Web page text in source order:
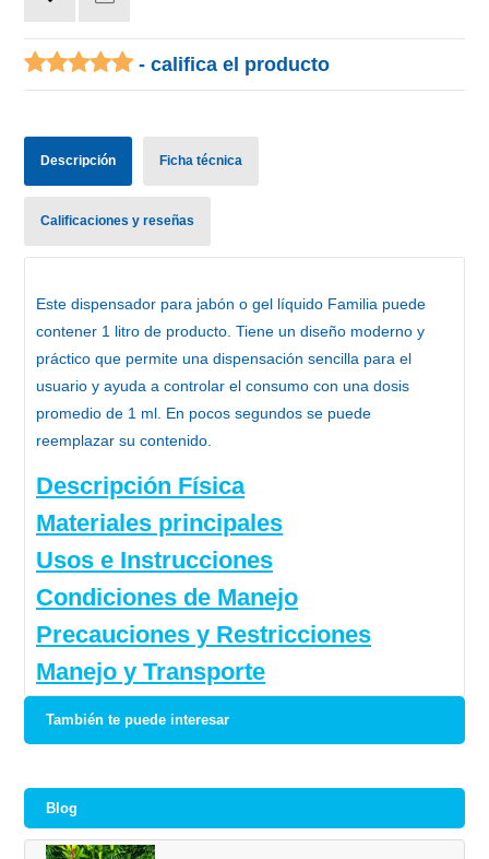
- califica el producto
Descripción Ficha técnica
Calificaciones y reseñas
Este dispensador para jabón o gel líquido Familia puede
contener 1 litro de producto. Tiene un diseño moderno y
práctico que permite una dispensación sencilla para el
usuario y ayuda a controlar el consumo con una dosis
promedio de 1 ml. En pocos segundos se puede
reemplazar su contenido.
Descripción Física
Materiales principales
Usos e Instrucciones
Condiciones de Manejo
Precauciones y Restricciones
Manejo y Transporte
También te puede interesar
Blog